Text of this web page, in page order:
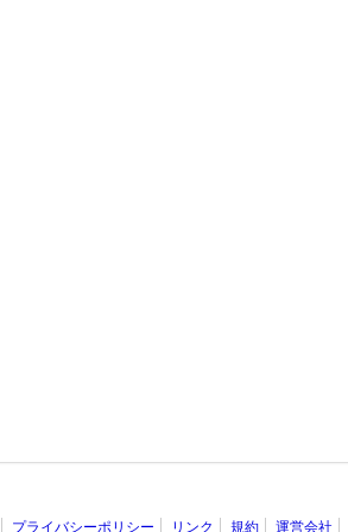
プライバシーポリシー リンク 規約 運営会社